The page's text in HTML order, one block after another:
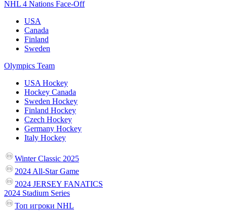
NHL 4 Nations Face-Off
USA
Canada
Finland
Sweden
Olympics Team
USA Hockey
Hockey Canada
Sweden Hockey
Finland Hockey
Czech Hockey
Germany Hockey
Italy Hockey
Winter Classic 2025
2024 All-Star Game
2024 JERSEY FANATICS
2024 Stadium Series
Топ игроки NHL